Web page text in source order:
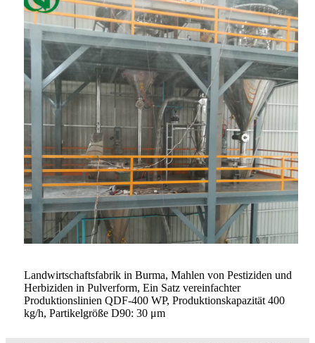
Landwirtschaftsfabrik in Burma, Mahlen von Pestiziden und
Herbiziden in Pulverform, Ein Satz vereinfachter
Produktionslinien QDF-400 WP, Produktionskapazität 400
kg/h, Partikelgröße D90: 30 μm